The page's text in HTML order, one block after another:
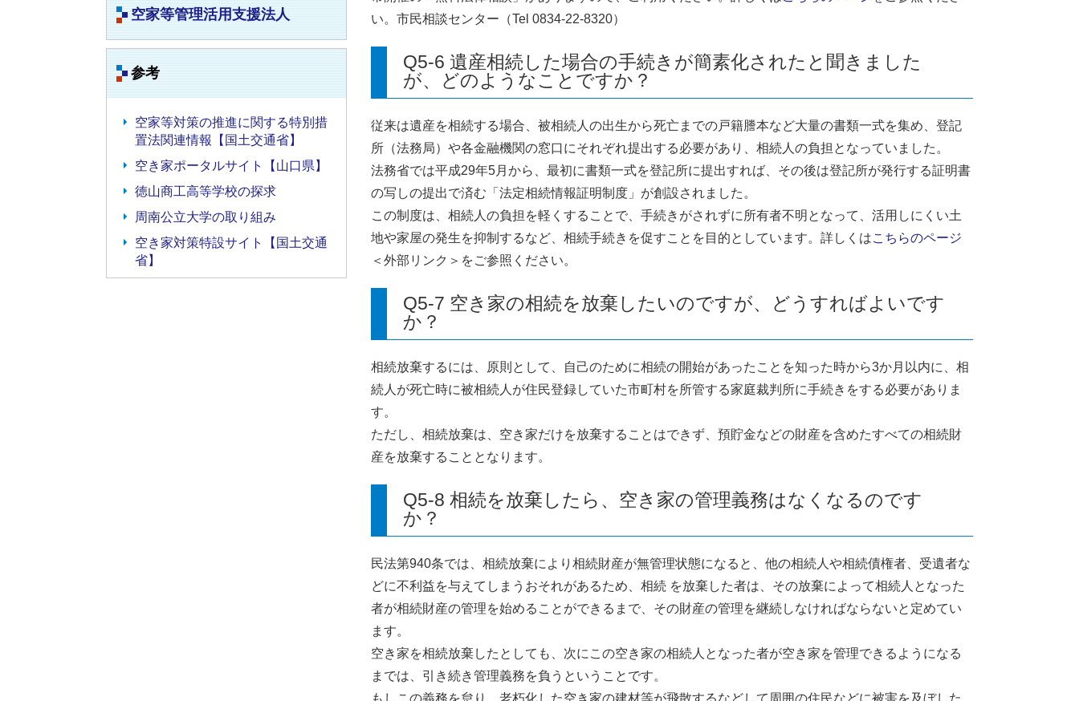
空家等管理活用支援法人
参考
空家等対策の推進に関する特別措
置法関連情報【国土交通省】
空き家ポータルサイト【山口県】
徳山商工高等学校の探求
周南公立大学の取り組み
空き家対策特設サイト【国土交通
省】
い。市民相談センター（Tel 0834-22-8320）
Q5-6 遺産相続した場合の手続きが簡素化されたと聞きました
が、どのようなことですか？
従来は遺産を相続する場合、被相続人の出生から死亡までの戸籍謄本など大量の書類一式を集め、登記
所（法務局）や各金融機関の窓口にそれぞれ提出する必要があり、相続人の負担となっていました。
法務省では平成29年5月から、最初に書類一式を登記所に提出すれば、その後は登記所が発行する証明書
の写しの提出で済む「法定相続情報証明制度」が創設されました。
この制度は、相続人の負担を軽くすることで、手続きがされずに所有者不明となって、活用しにくい土
地や家屋の発生を抑制するなど、相続手続きを促すことを目的としています。詳しくはこちらのページ
＜外部リンク＞ をご参照ください。
Q5-7 空き家の相続を放棄したいのですが、どうすればよいです
か？
相続放棄するには、原則として、自己のために相続の開始があったことを知った時から3か月以内に、相
続人が死亡時に被相続人が住民登録していた市町村を所管する家庭裁判所に手続きをする必要がありま
す。
ただし、相続放棄は、空き家だけを放棄することはできず、預貯金などの財産を含めたすべての相続財
産を放棄することとなります。
Q5-8 相続を放棄したら、空き家の管理義務はなくなるのです
か？
民法第940条では、相続放棄により相続財産が無管理状態になると、他の相続人や相続債権者、受遺者な
どに不利益を与えてしまうおそれがあるため、相続 を放棄した者は、その放棄によって相続人となった
者が相続財産の管理を始めることができるまで、その財産の管理を継続しなければならないと定めてい
ます。
空き家を相続放棄したとしても、次にこの空き家の相続人となった者が空き家を管理できるようになる
までは、引き続き管理義務を負うということです。
もしこの義務を怠り、老朽化した空き家の建材等が飛散するなどして周囲の住民などに被害を及ぼした